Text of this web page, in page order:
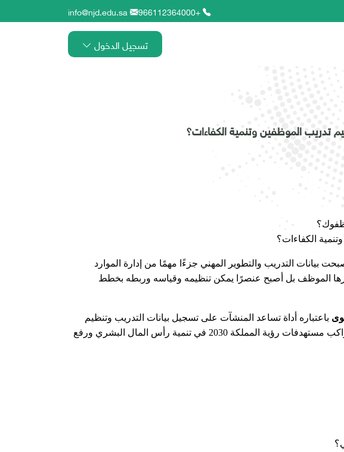
+966112364000
info@njd.edu.sa
تسجيل الدخول
الموظفين وتنمية الكفاءات؟
الكفاءات؟
بيانات التدريب والتطوير المهني جزءًا مهمًا من إدارة الموارد
الموظف بل أصبح عنصرًا يمكن تنظيمه وقياسه وربطه بخطط
باعتباره أداة تساعد المنشآت على تسجيل بيانات التدريب وتنظيم
برامج تطوير الموظفين وتعزيز ثقافة التعلم المستمر بما يواكب مستهدفات رؤية المملكة 2030 في تنمية رأس المال البشري ورفع